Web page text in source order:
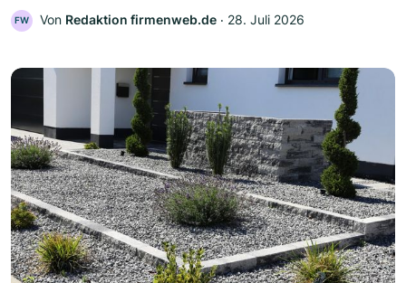
FW Von Redaktion firmenweb.de ‧ 28. Juli 2026